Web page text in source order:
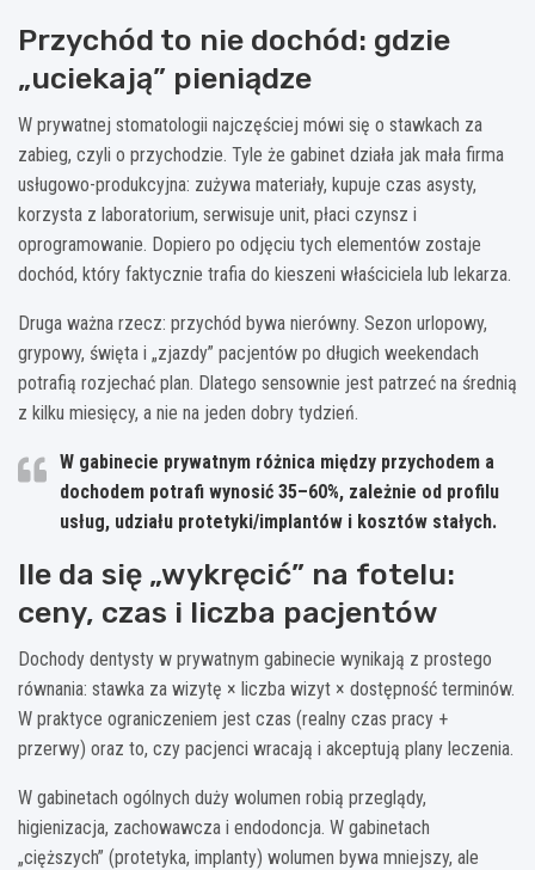
Przychód to nie dochód: gdzie
„uciekają” pieniądze
W prywatnej stomatologii najczęściej mówi się o stawkach za
zabieg, czyli o przychodzie. Tyle że gabinet działa jak mała firma
usługowo-produkcyjna: zużywa materiały, kupuje czas asysty,
korzysta z laboratorium, serwisuje unit, płaci czynsz i
oprogramowanie. Dopiero po odjęciu tych elementów zostaje
dochód, który faktycznie trafia do kieszeni właściciela lub lekarza.
Druga ważna rzecz: przychód bywa nierówny. Sezon urlopowy,
grypowy, święta i „zjazdy” pacjentów po długich weekendach
potrafią rozjechać plan. Dlatego sensownie jest patrzeć na średnią
z kilku miesięcy, a nie na jeden dobry tydzień.
W gabinecie prywatnym różnica między przychodem a
dochodem potrafi wynosić 35–60%, zależnie od profilu
usług, udziału protetyki/implantów i kosztów stałych.
Ile da się „wykręcić” na fotelu:
ceny, czas i liczba pacjentów
Dochody dentysty w prywatnym gabinecie wynikają z prostego
równania: stawka za wizytę × liczba wizyt × dostępność terminów.
W praktyce ograniczeniem jest czas (realny czas pracy +
przerwy) oraz to, czy pacjenci wracają i akceptują plany leczenia.
W gabinetach ogólnych duży wolumen robią przeglądy,
higienizacja, zachowawcza i endodoncja. W gabinetach
„cięższych” (protetyka, implanty) wolumen bywa mniejszy, ale